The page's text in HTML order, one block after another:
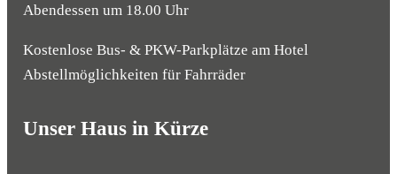
Abendessen um 18.00 Uhr
Kostenlose Bus- & PKW-Parkplätze am Hotel
Abstellmöglichkeiten für Fahrräder
Unser Haus in Kürze